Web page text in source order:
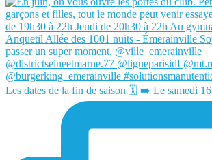
Les dates de la fin de saison 🗓️ ➡️ Le samedi 16